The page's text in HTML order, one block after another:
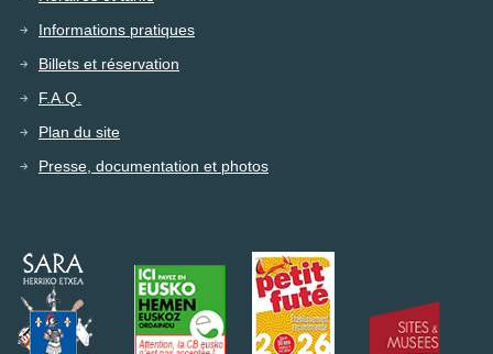
Informations pratiques
Billets et réservation
F.A.Q.
Plan du site
Presse, documentation et photos